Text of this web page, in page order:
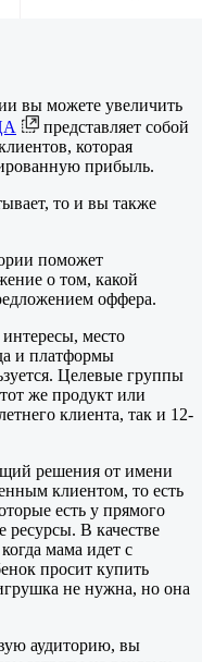
вы можете увеличить
представляет собой
которая
прибыль.
то и вы также
поможет
о том, какой
оффера.
место
и платформы
Целевые группы
же продукт или
клиента, так и 12-
решения от имени
клиентом, то есть
есть у прямого
ресурсы. В качестве
мама идет с
просит купить
не нужна, но она
аудиторию, вы